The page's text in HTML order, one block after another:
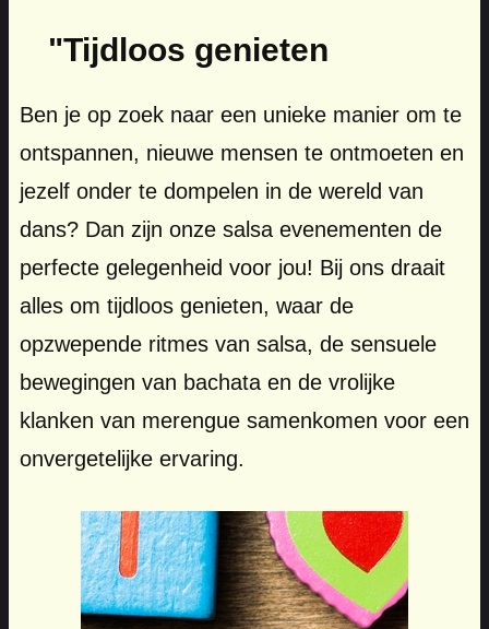
"Tijdloos genieten
Ben je op zoek naar een unieke manier om te
ontspannen, nieuwe mensen te ontmoeten en
jezelf onder te dompelen in de wereld van
dans? Dan zijn onze salsa evenementen de
perfecte gelegenheid voor jou! Bij ons draait
alles om tijdloos genieten, waar de
opzwepende ritmes van salsa, de sensuele
bewegingen van bachata en de vrolijke
klanken van merengue samenkomen voor een
onvergetelijke ervaring.